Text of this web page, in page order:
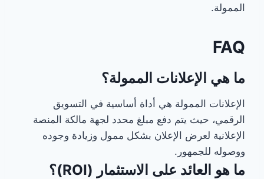
الممولة.
FAQ
ما هي الإعلانات الممولة؟
الإعلانات الممولة هي أداة أساسية في التسويق
الرقمي، حيث يتم دفع مبلغ محدد لجهة مالكة المنصة
الإعلانية لعرض الإعلان بشكل ممول وزيادة وجوده
ووصوله للجمهور.
ما هو العائد على الاستثمار (ROI)؟